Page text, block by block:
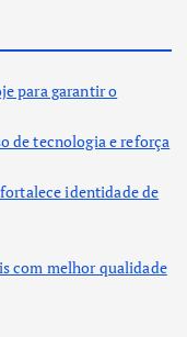
para garantir o
de tecnologia e reforça
identidade de
com melhor qualidade